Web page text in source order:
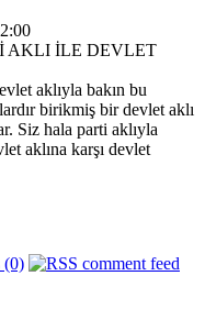
aklıyla bakın bu
birikmiş bir devlet aklı
Siz hala parti aklıyla
aklına karşı devlet
(0)